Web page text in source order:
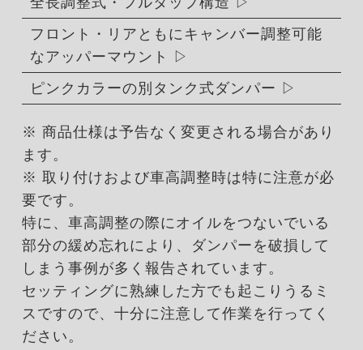
フロント・リアともにキャンバー調整可能
なアッパーマウント
ピンクカラーの別タンク式ダンパー
※ 商品仕様は予告なく変更される場合があり
ます。
※ 取り付けおよび車高調整時は特に注意が必
要です。
特に、車高調整の際にオイルをつないでいる
部分の緩め忘れにより、ダンパーを破損して
しまう事例が多く報告されています。
セッティングに熟練した方でも起こりうるミ
スですので、十分に注意して作業を行ってく
ださい。